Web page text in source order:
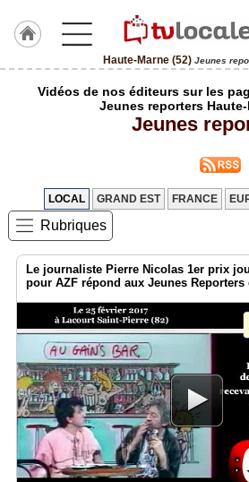
Haute-Marne (52) Jeunes
J'adhère
TvLocale
France
Accueil
Agenda
Gazette
Vidéos
Médias
du
Vidéos de nos éditeurs sur les
Jeunes reporters Haute-
Jeunes
LOCAL GRAND EST FRANCE
Rubriques
Le journaliste Pierre Nicolas 1er prix
pour AZF répond aux Jeunes Reporters